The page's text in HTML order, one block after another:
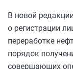
В новой редакции
о регистрации
переработке
порядок
совершающих